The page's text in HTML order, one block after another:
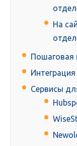
На
Пошаговая
Сервисы